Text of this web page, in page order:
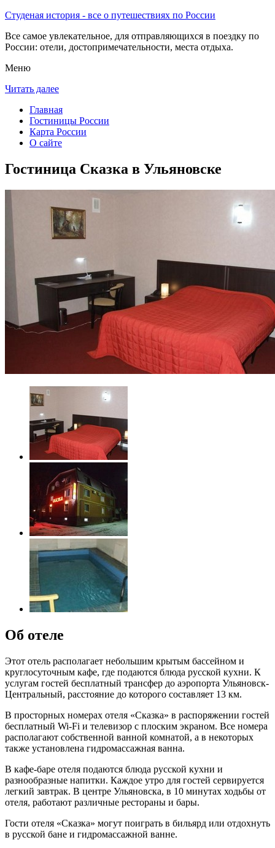
Студеная история - все о путешествиях по России
Все самое увлекательное, для отправляющихся в поездку по
России: отели, достопримечательности, места отдыха.
Меню
Читать далее
Главная
Гостиницы России
Карта России
О сайте
Гостиница Сказка в Ульяновске
Об отеле
Этот отель располагает небольшим крытым бассейном и
круглосуточным кафе, где подаются блюда русской кухни. К
услугам гостей бесплатный трансфер до аэропорта Ульяновск-
Центральный, расстояние до которого составляет 13 км.
В просторных номерах отеля «Сказка» в распоряжении гостей
бесплатный Wi-Fi и телевизор с плоским экраном. Все номера
располагают собственной ванной комнатой, а в некоторых
также установлена гидромассажная ванна.
В кафе-баре отеля подаются блюда русской кухни и
разнообразные напитки. Каждое утро для гостей сервируется
легкий завтрак. В центре Ульяновска, в 10 минутах ходьбы от
отеля, работают различные рестораны и бары.
Гости отеля «Сказка» могут поиграть в бильярд или отдохнуть
в русской бане и гидромассажной ванне.